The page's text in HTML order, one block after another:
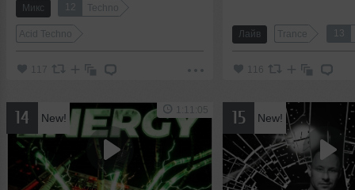
Микс 12 Techno
Acid Techno
117
Лайв Trance 13
116
14 New!
1:11:05 15 New!